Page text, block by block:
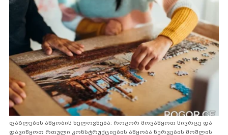
ფაზლების აწყობის ხელოვნება: როგორ მოვაწყოთ სივრცე და
დავიწყოთ რთული კონსტრუქციების აწყობა ნერვების მოშლის